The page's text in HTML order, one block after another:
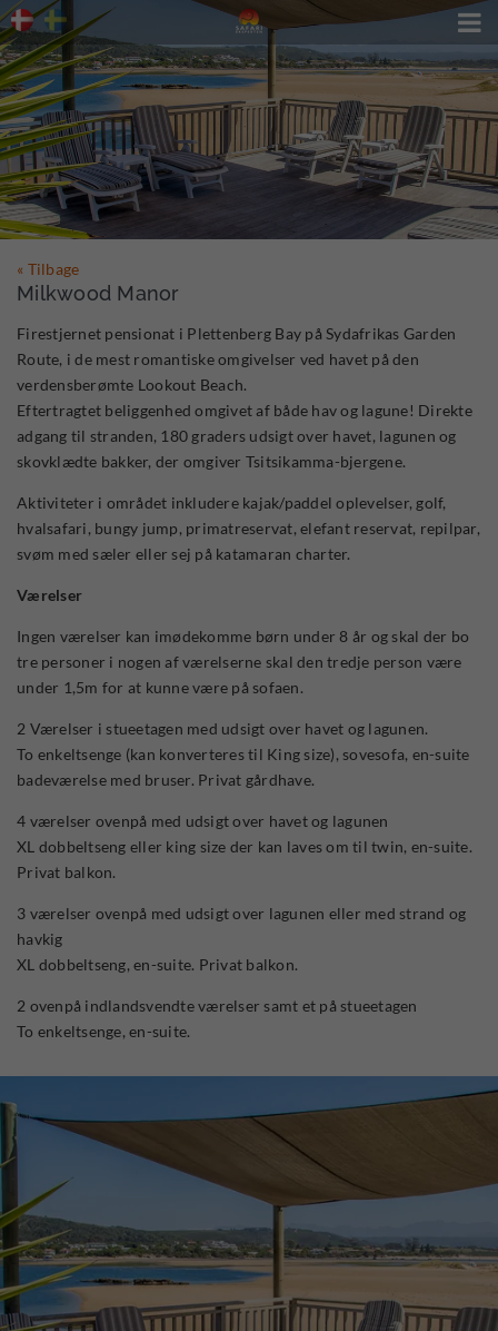

« Tilbage
Milkwood Manor
Firestjernet pensionat i Plettenberg Bay på Sydafrikas Garden
Route, i de mest romantiske omgivelser ved havet på den
verdensberømte Lookout Beach.
Eftertragtet beliggenhed omgivet af både hav og lagune! Direkte
adgang til stranden, 180 graders udsigt over havet, lagunen og
skovklædte bakker, der omgiver Tsitsikamma-bjergene.
Aktiviteter i området inkludere kajak/paddel oplevelser, golf,
hvalsafari, bungy jump, primatreservat, elefant reservat, repilpar,
svøm med sæler eller sej på katamaran charter.
Værelser
Ingen værelser kan imødekomme børn under 8 år og skal der bo
tre personer i nogen af værelserne skal den tredje person være
under 1,5m for at kunne være på sofaen.
2 Værelser i stueetagen med udsigt over havet og lagunen.
To enkeltsenge (kan konverteres til King size), sovesofa, en-suite
badeværelse med bruser. Privat gårdhave.
4 værelser ovenpå med udsigt over havet og lagunen
XL dobbeltseng eller king size der kan laves om til twin, en-suite.
Privat balkon.
3 værelser ovenpå med udsigt over lagunen eller med strand og
havkig
XL dobbeltseng, en-suite. Privat balkon.
2 ovenpå indlandsvendte værelser samt et på stueetagen
To enkeltsenge, en-suite.